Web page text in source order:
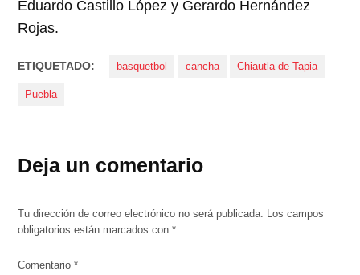
Eduardo Castillo López y Gerardo Hernández
Rojas.
ETIQUETADO: basquetbol cancha Chiautla de Tapia
Puebla
Deja un comentario
Tu dirección de correo electrónico no será publicada. Los campos
obligatorios están marcados con*
Comentario*